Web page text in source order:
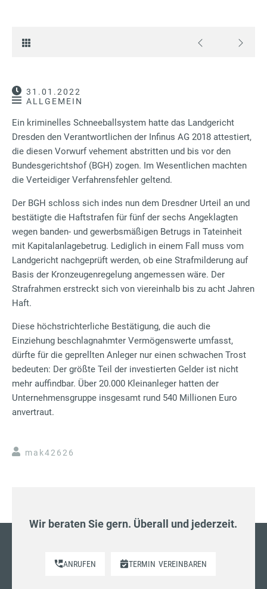
31.01.2022
ALLGEMEIN
Ein kriminelles Schneeballsystem hatte das Landgericht
Dresden den Verantwortlichen der Infinus AG 2018 attestiert,
die diesen Vorwurf vehement abstritten und bis vor den
Bundesgerichtshof (BGH) zogen. Im Wesentlichen machten
die Verteidiger Verfahrensfehler geltend.
Der BGH schloss sich indes nun dem Dresdner Urteil an und
bestätigte die Haftstrafen für fünf der sechs Angeklagten
wegen banden- und gewerbsmäßigen Betrugs in Tateinheit
mit Kapitalanlagebetrug. Lediglich in einem Fall muss vom
Landgericht nachgeprüft werden, ob eine Strafmilderung auf
Basis der Kronzeugenregelung angemessen wäre. Der
Strafrahmen erstreckt sich von viereinhalb bis zu acht Jahren
Haft.
Diese höchstrichterliche Bestätigung, die auch die
Einziehung beschlagnahmter Vermögenswerte umfasst,
dürfte für die geprellten Anleger nur einen schwachen Trost
bedeuten: Der größte Teil der investierten Gelder ist nicht
mehr auffindbar. Über 20.000 Kleinanleger hatten der
Unternehmensgruppe insgesamt rund 540 Millionen Euro
anvertraut.
mak42626
Wir beraten Sie gern. Überall und jederzeit.
ANRUFEN TERMIN VEREINBAREN